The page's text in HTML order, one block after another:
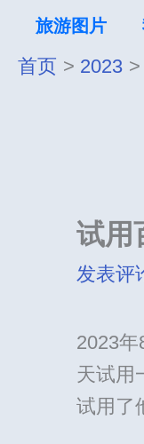
旅游图片
首页 2023
试用
发表评
2023
天试用
试用了